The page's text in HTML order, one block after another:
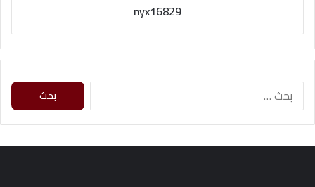
nyx16829
البحث
عن: